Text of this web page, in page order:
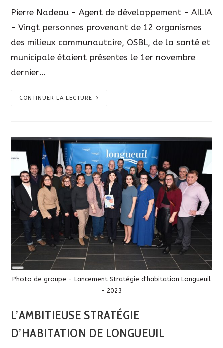
Pierre Nadeau - Agent de développement - AILIA
- Vingt personnes provenant de 12 organismes
des milieux communautaire, OSBL, de la santé et
municipale étaient présentes le 1er novembre
dernier…
CONTINUER LA LECTURE
Long
Description
Photo de groupe - Lancement Stratégie d'habitation Longueuil
- 2023
L’AMBITIEUSE STRATÉGIE
D’HABITATION DE LONGUEUIL